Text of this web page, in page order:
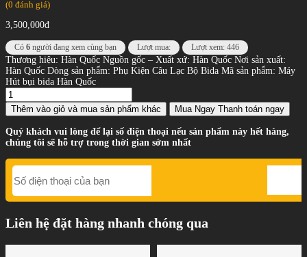
(0 đánh giá)
3,500,000đ
Có 6 người đang xem cùng bạn Lượt mua: Lượt xem: 446
Thương hiệu: Hàn Quốc Nguồn gốc – Xuất xứ: Hàn Quốc Nơi sản xuất:
Hàn Quốc Dòng sản phẩm: Phụ Kiện Câu Lạc Bộ Bida Mã sản phẩm: Máy
Hút bụi bida Hàn Quốc
Thêm vào giỏ và mua sản phẩm khác Mua Ngay Thanh toán ngay
Quý khách vui lòng để lại số điện thoại nếu sản phẩm này hết hàng,
chúng tôi sẽ hỗ trợ trong thời gian sớm nhất
Liên hệ đặt hàng nhanh chóng qua